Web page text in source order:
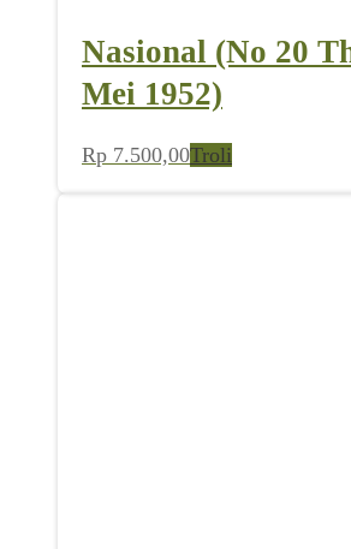
Nasional (No 20
Mei 1952)
Rp 7.500,00Troli